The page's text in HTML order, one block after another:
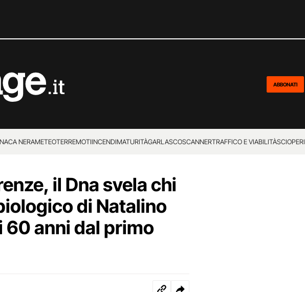
ABBONATI
NERAMETEOTERREMOTIINCENDIMATURITÀGARLASCOSCANNERTRAFFICO E VIABILITÀSCIOPERI
il Dna svela chi
di Natalino
60 anni dal primo